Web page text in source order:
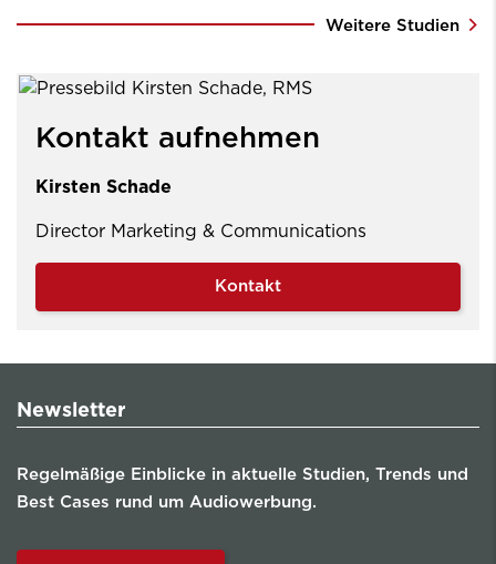
Weitere Studien
Kontakt aufnehmen
Kirsten Schade
Director Marketing & Communications
Kontakt
Newsletter
Regelmäßige Einblicke in aktuelle Studien, Trends und
Best Cases rund um Audiowerbung.